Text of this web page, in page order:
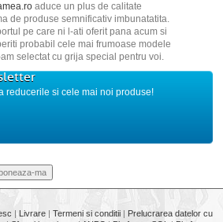
aduce un plus de calitate
de produse semnificativ imbunatatita.
pe care ni l-ati oferit pana acum si
probabil cele mai frumoase modele
selectat cu grija special pentru voi.
reducerile si cele mai noi produse!
| Livrare | Termeni si conditii | Prelucrarea datelor cu